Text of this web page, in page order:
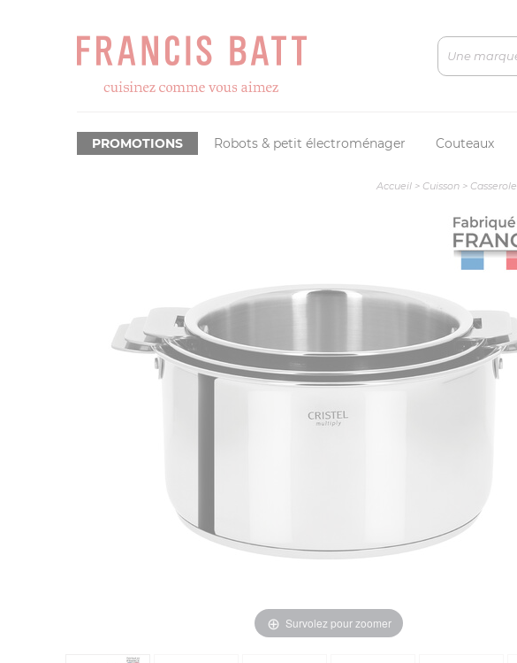
Robots & petit électroménager Couteaux
PROMOTIONS
Accueil > Cuisson > Casserole
Survolez pour zoomer